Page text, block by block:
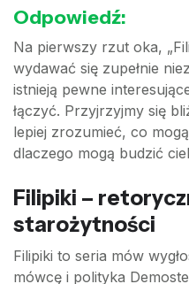
Odpowiedź:
Na pierwszy rzut oka,
wydawać się zupełnie
istnieją pewne
łączyć. Przyjrzyjmy się
lepiej zrozumieć, co
dlaczego mogą budzić
Filipiki –
starożytności
Filipiki to seria mów
mówcę i polityka